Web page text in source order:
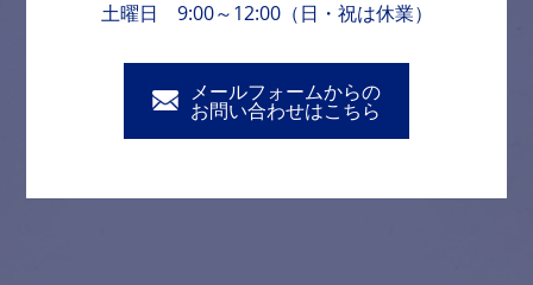
土曜日 9:00～12:00（日・祝は休業）
メールフォームからの
お問い合わせはこちら